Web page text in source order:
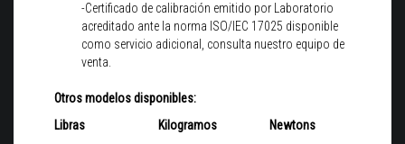
-Certificado de calibración emitido por Laboratorio
acreditado ante la norma ISO/IEC 17025 disponible
como servicio adicional, consulta nuestro equipo de
venta.
Otros modelos disponibles:
Libras
Kilogramos Newtons